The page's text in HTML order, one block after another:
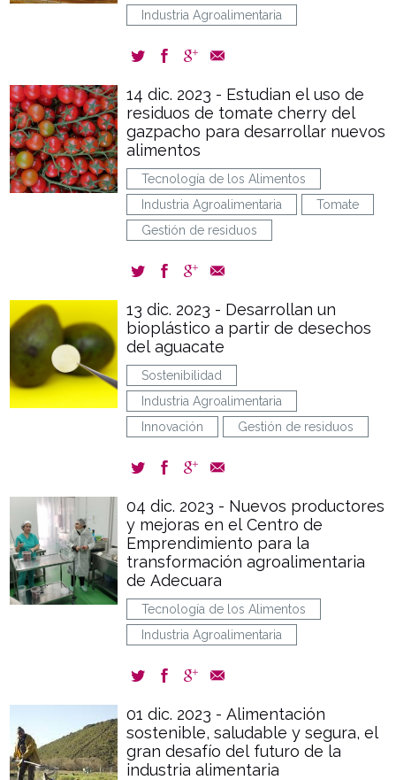
Industria Agroalimentaria
14 dic. 2023 - Estudian el uso de
residuos de tomate cherry del
gazpacho para desarrollar nuevos
alimentos
Tecnología de los Alimentos
Industria Agroalimentaria
Tomate
Gestión de residuos
13 dic. 2023 - Desarrollan un
bioplástico a partir de desechos
del aguacate
Sostenibilidad
Industria Agroalimentaria
Innovación
Gestión de residuos
04 dic. 2023 - Nuevos productores
y mejoras en el Centro de
Emprendimiento para la
transformación agroalimentaria
de Adecuara
Tecnología de los Alimentos
Industria Agroalimentaria
01 dic. 2023 - Alimentación
sostenible, saludable y segura, el
gran desafío del futuro de la
industria alimentaria